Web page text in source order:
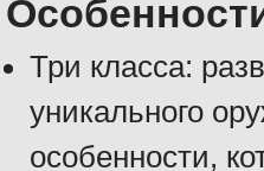
Три класса:
уникального
особенности,